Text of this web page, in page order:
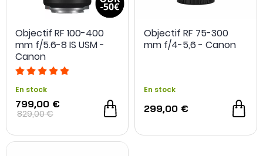
Objectif RF 100-400
mm f/5.6-8 IS USM -
Canon
En stock
799,00 €
829,00 €
Objectif RF 75-300
mm f/4-5,6 - Canon
En stock
299,00 €